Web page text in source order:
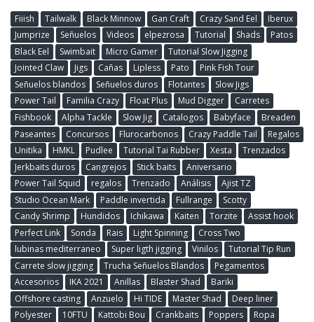
Fiiish Tailwalk Black Minnow Gan Craft Crazy Sand Eel
Iberux
Jumprize
Señuelos Videos elpezrosa Tutorial Shads
Patos
Black Eel
Swimbait Micro Gamer
Tutorial Slow Jigging
Jointed Claw
Jigs Cañas Lipless Pato
Pink Fish Tour
Señuelos blandos
Señuelos duros Flotantes
Slow Jigs
Power Tail
Familia Crazy Float Plus Mud Digger
Carretes
Fishbook
Alpha Tackle Slow Jig Catalogos Babyface
Breaden
Paseantes
Concursos Flurocarbonos Crazy Paddle Tail
Regalos
Unitika
HMKL Pudlee Tutorial Tai Rubber Xesta
Trenzados
Jerkbaits duros
Cangrejos Stick baits
Aniversario
Power Tail Squid
regalos Trenzado Análisis
Ajist TZ
Studio Ocean Mark
Paddle invertida Fullrange
Scotty
Candy Shrimp
Hundidos Ichikawa Kaiten Torzite
Assist hook
Perfect Link
Sonda Rais Light Spinning
Cross Two
lubinas mediterraneo
Super ligth jigging Vinilos
Tutorial Tip Run
Carrete slow jigging
Trucha Señuelos Blandos
Pegamentos
Accesorios
IKA 2021 Anillas Blaster Shad
Bariki
Offshore casting
Anzuelo Hi TIDE Master Shad
Deep liner
Polyester
10FTU Kattobi Bou Crankbaits Poppers
Ropa